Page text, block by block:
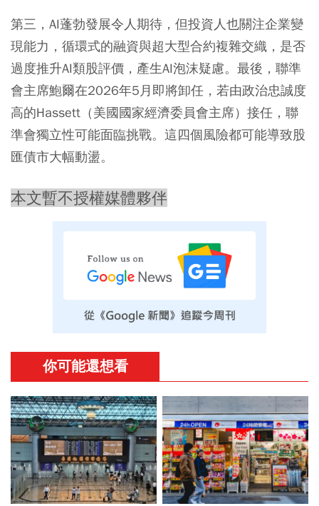
第三，AI蓬勃發展令人期待，但投資人也關注企業變
現能力，循環式的融資與超大型合約複雜交織，是否
過度推升AI類股評價，產生AI泡沫疑慮。最後，聯準
會主席鮑爾在2026年5月即將卸任，若由政治忠誠度
高的Hassett（美國國家經濟委員會主席）接任，聯
準會獨立性可能面臨挑戰。這四個風險都可能導致股
匯債市大幅動盪。
本文暫不授權媒體夥伴